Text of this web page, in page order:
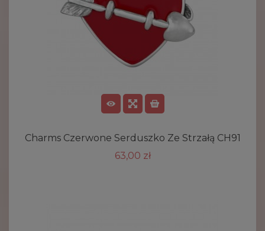
Charms Czerwone Serduszko Ze Strzałą CH91
63,00 zł